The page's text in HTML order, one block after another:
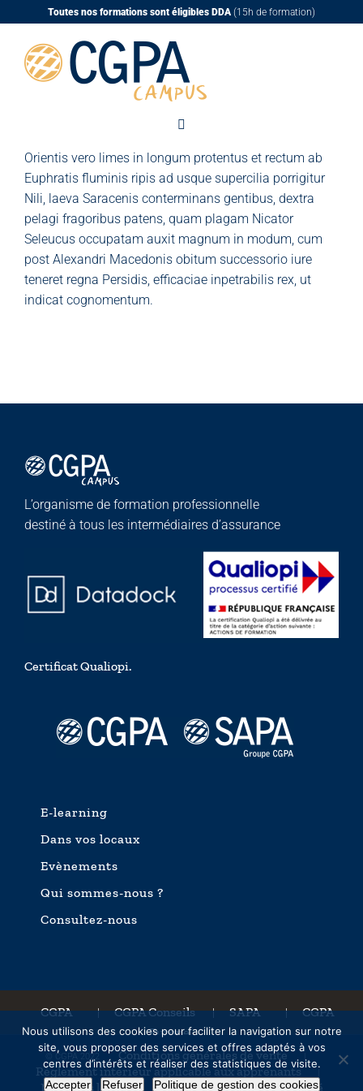
Toutes nos formations sont éligibles DDA (15h de formation)
Orientis vero limes in longum protentus et rectum ab
Euphratis fluminis ripis ad usque supercilia porrigitur
Nili, laeva Saracenis conterminans gentibus, dextra
pelagi fragoribus patens, quam plagam Nicator
Seleucus occupatam auxit magnum in modum, cum
post Alexandri Macedonis obitum successorio iure
teneret regna Persidis, efficaciae inpetrabilis rex, ut
indicat cognomentum.
L’organisme de formation professionnelle
destiné à tous les intermédiaires d’assurance
Certificat Qualiopi.
E-learning
Dans vos locaux
Evènements
Qui sommes-nous ?
Consultez-nous
CGPA|CGPA Conseils|SAPA|CGPA
Europe
© CGPA 2022 Conditions générales de vente
Règlement intérieur applicable aux apprenants
Mentions légales Politique de confidentialité
Nous utilisons des cookies pour faciliter la navigation sur notre
site, vous proposer des services et offres adaptés à vos
centres d’intérêts et réaliser des statistiques de visite.
Accepter
Refuser Politique de gestion des cookies